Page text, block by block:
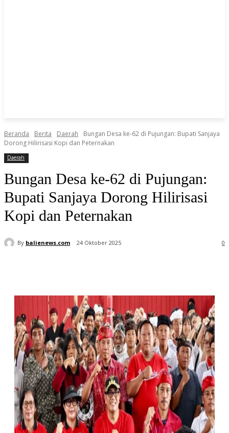
Beranda Berita Daerah
Bungan Desa ke-62 di Pujungan: Bupati Sanjaya
Dorong Hilirisasi Kopi dan Peternakan
Daerah
Bungan Desa ke-62 di Pujungan:
Bupati Sanjaya Dorong Hilirisasi
Kopi dan Peternakan
By balienews.com 24 Oktober 2025 0